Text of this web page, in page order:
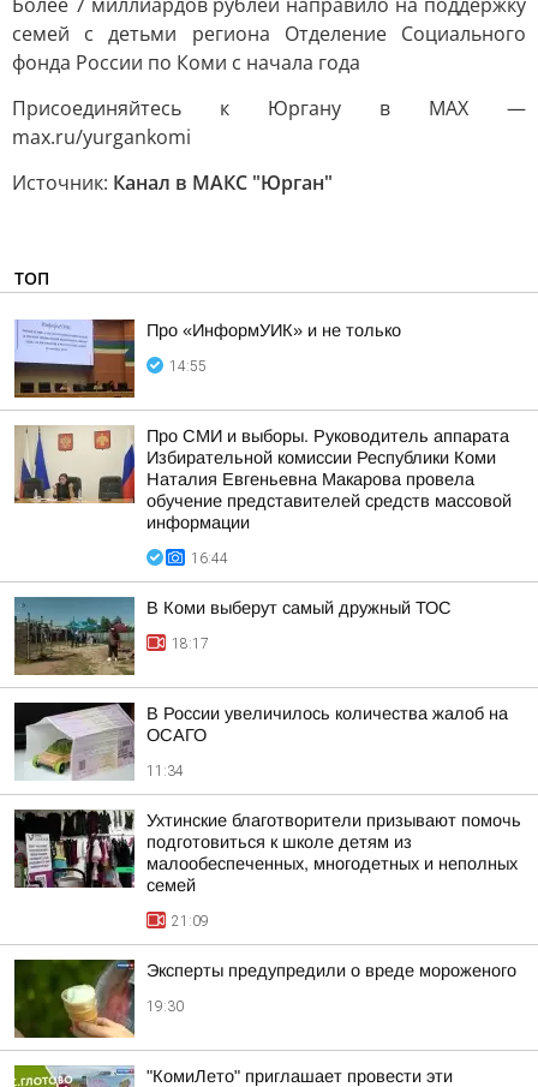
семей с детьми региона Отделение Социального
фонда России по Коми с начала года
Присоединяйтесь к Юргану в MAX —
max.ru/yurgankomi
Источник: Канал в МАКС "Юрган"
ТОП
Про «ИнформУИК» и не только
14:55
Про СМИ и выборы. Руководитель аппарата
Избирательной комиссии Республики Коми
Наталия Евгеньевна Макарова провела
обучение представителей средств массовой
информации
16:44
В Коми выберут самый дружный ТОС
18:17
В России увеличилось количества жалоб на
ОСАГО
11:34
Ухтинские благотворители призывают помочь
подготовиться к школе детям из
малообеспеченных, многодетных и неполных
семей
21:09
Эксперты предупредили о вреде мороженого
19:30
"КомиЛето" приглашает провести эти